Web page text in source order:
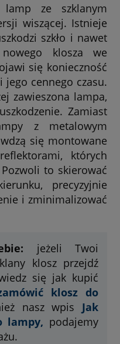
ze szklanym
wiszącej. Istnieje
szkło i nawet
klosza we
się konieczność
jego cennego czasu.
zawieszona lampa,
Zamiast
z metalowym
się montowane
których
to skierować
precyzyjnie
i zminimalizować
jeżeli Twoi
klosz przejdź
się jak kupić
klosz do
nasz wpis Jak
lampy, podajemy